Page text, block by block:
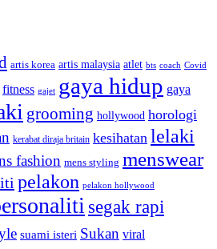
artis korea artis malaysia atlet bts coach Covid
fitness gajet gaya hidup gaya
grooming hollywood horologi
kerabat diraja britain kesihatan lelaki
fashion mens styling menswear
pelakon pelakon hollywood
segak rapi
suami isteri Sukan viral